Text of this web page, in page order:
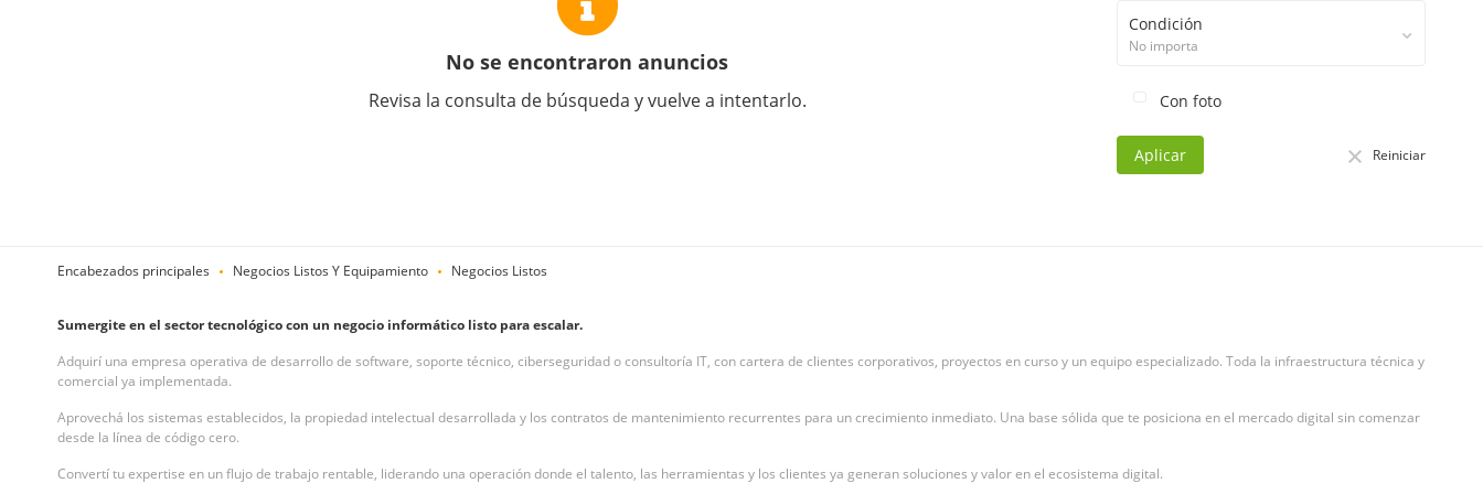
No se encontraron anuncios
Revisa la consulta de búsqueda y vuelve a intentarlo.
Condición
No importa
Con foto
Aplicar Reiniciar
Encabezados principales Negocios Listos Y Equipamiento Negocios Listos
Sumergite en el sector tecnológico con un negocio informático listo para escalar.
Adquirí una empresa operativa de desarrollo de software, soporte técnico, ciberseguridad o consultoría IT, con cartera de clientes corporativos, proyectos en curso y un equipo especializado. Toda la infraestructura técnica y
comercial ya implementada.
Aprovechá los sistemas establecidos, la propiedad intelectual desarrollada y los contratos de mantenimiento recurrentes para un crecimiento inmediato. Una base sólida que te posiciona en el mercado digital sin comenzar
desde la línea de código cero.
Convertí tu expertise en un flujo de trabajo rentable, liderando una operación donde el talento, las herramientas y los clientes ya generan soluciones y valor en el ecosistema digital.